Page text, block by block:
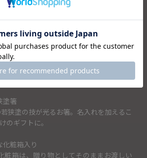
ェタイムをもっと素敵にしたい
特別感を出したい方
うな美しい色彩
かすような透明感が融合したデザイン
します。
塗箸
狭塗の技が光るお箸。名入れを加えるこ
のギフトに。
粧箱入り
粧箱は、贈り物としてそのままお渡しい